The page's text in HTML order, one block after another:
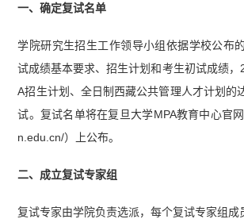
一、确定复试名单
学院研究生招生工作领导小组依据学校公布
试成绩基本要求、招生计划和考生初试成绩
A招生计划、全日制西藏公共管理人才计划的
试。复试名单将在复旦大学MPA教育中心官
n.edu.cn/）上公布。
二、成立复试专家组
复试专家由学院负责选派，每个复试专家组成